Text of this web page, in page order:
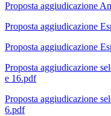
Proposta aggiudicazione
Proposta aggiudicazione
Proposta aggiudicazione
Proposta aggiudicazione
e 16.pdf
Proposta aggiudicazione
6.pdf